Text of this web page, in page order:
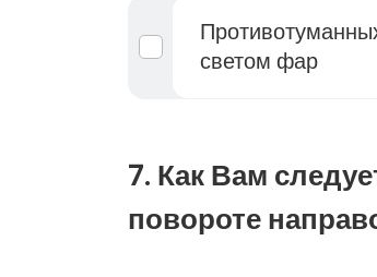
светом фар
7. Как Вам
повороте